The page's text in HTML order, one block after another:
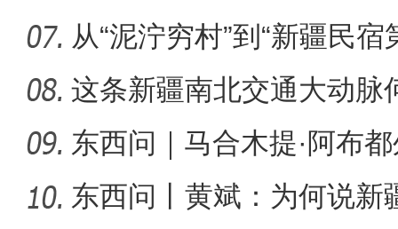
从“泥泞穷村”到“新疆民
桂
这条新疆南北交通大动脉
度”？
东西问｜马合木提·阿布
何以实
东西问丨黄斌：为何说新